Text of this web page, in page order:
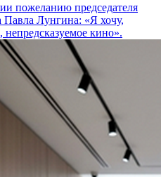
пожеланию председателя
Лунгина: «Я хочу,
кино».